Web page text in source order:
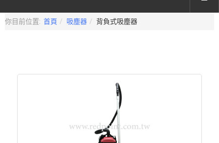
你目前位置: 首頁 吸塵器 背負式吸塵器